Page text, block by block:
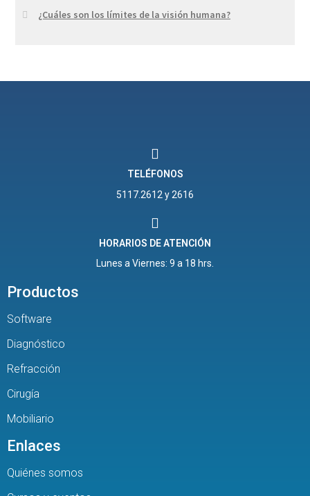
¿Cuáles son los límites de la visión humana?
TELÉFONOS
5117.2612 y 2616
HORARIOS DE ATENCIÓN
Lunes a Viernes: 9 a 18 hrs.
Productos
Software
Diagnóstico
Refracción
Cirugía
Mobiliario
Enlaces
Quiénes somos